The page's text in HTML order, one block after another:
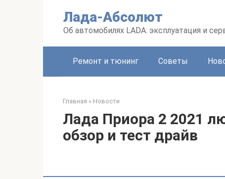
Лада-Абсолют
Об автомобилях LADA: эксплуатация и
Ремонт и тюнинг Советы
Главная » Новости
Лада Приора 2 2021
обзор и тест драйв